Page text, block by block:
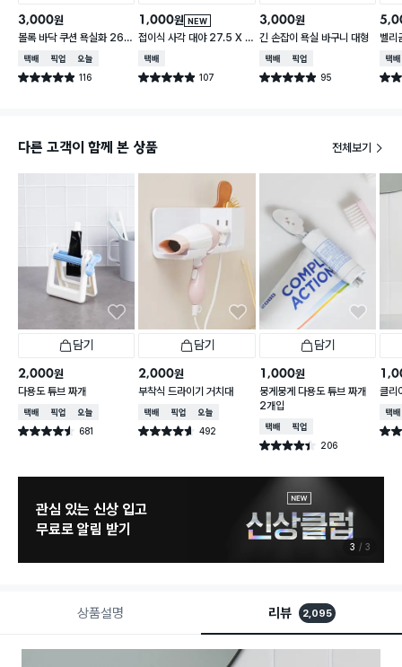
3,000원
볼록 바닥 쿠션 욕실화 260
~280 mm
택배배송매장픽업오늘배송
별점 4.9점 116
건 작성
NEW
1,000원
접이식 사각 대야 27.5 X 2
3 cm
택배배송
별점 4.9점 107
건 작성
3,000원
긴 손잡이 욕실 바구니 대형
택배배송매장픽업
별점 4.9점 95
건 작성
벨리
택배
별점
다른 고객이 함께 본 상품 전체보기
담기
2,000원
다용도 튜브 짜개
택배배송매장픽업오늘배송
별점 4.5점 681
건 작성
담기
2,000원
부착식 드라이기 거치대
택배배송매장픽업오늘배송
별점 4.6점 492
건 작성
담기
1,000원
뭉게뭉게 다용도 튜브 짜개
2개입
택배배송매장픽업
별점 4.4점 206
건 작성
클리
택배
별점
관심 있는 신상 입고
무료로 알림 받기
3 3
상품설명 리뷰 2,095